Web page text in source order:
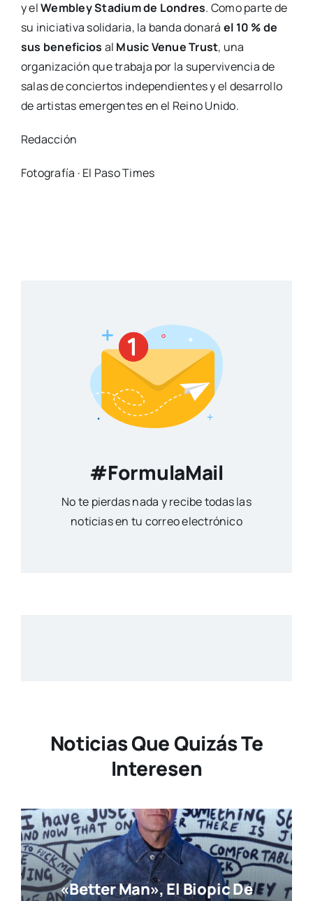
y elWembley Stadium de Londres. Como parte de
su iniciativa solidaria, la banda donará el 10 % de
sus beneficios al Music Venue Trust, una
organización que trabaja por la supervivencia de
salas de conciertos independientes y el desarrollo
de artistas emergentes en el Reino Unido.
Redacción
Fotografía · El Paso Times
#FormulaMail
No te pierdas nada y recibe todas las
noticias en tu correo electrónico
Noticias Que Quizás Te
Interesen
«Better Man», El Biopic De